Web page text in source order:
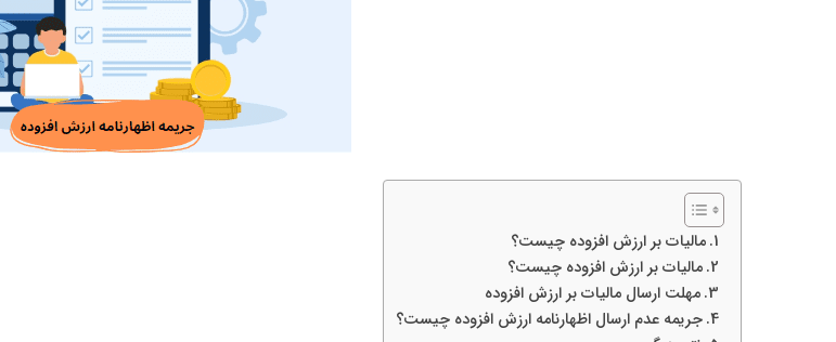
مالیات بر ارزش افزوده چیست؟
مالیات بر ارزش افزوده چیست؟
مهلت ارسال مالیات بر ارزش افزوده
جریمه عدم ارسال اظهارنامه ارزش افزوده چیست؟